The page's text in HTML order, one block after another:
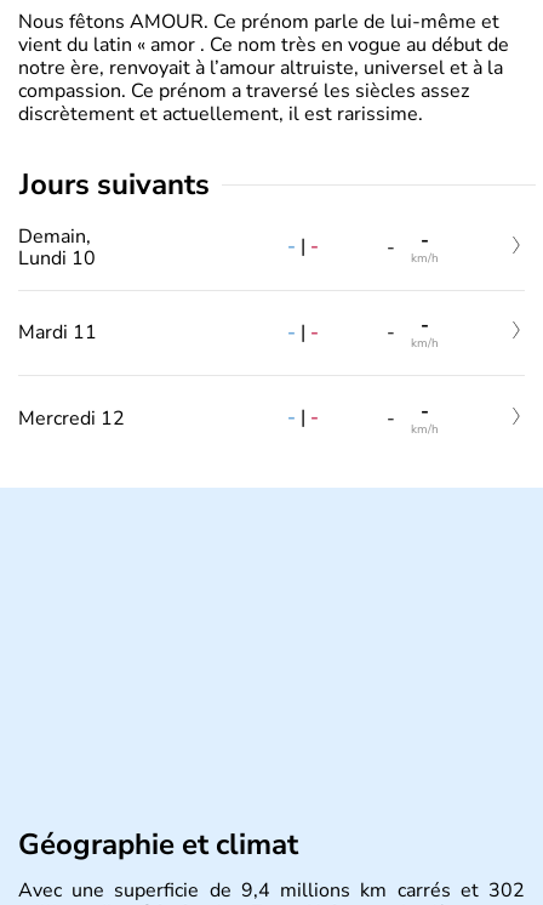
Nous fêtons AMOUR. Ce prénom parle de lui-même et
vient du latin « amor . Ce nom très en vogue au début de
notre ère, renvoyait à l’amour altruiste, universel et à la
compassion. Ce prénom a traversé les siècles assez
discrètement et actuellement, il est rarissime.
jours suivants
Demain,
Lundi 10
- | - - -
km/h
Mardi 11 - | - - -
km/h
Mercredi 12 - | - - -
km/h
Géographie et climat
Avec une superficie de 9,4 millions km carrés et 302